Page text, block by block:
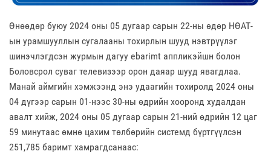
Өнөөдөр буюу 2024 оны 05 дугаар сарын 22-ны өдөр НӨАТ-
ын урамшууллын сугалааны тохирлын шууд нэвтрүүлэг
шинэчлэгдсэн журмын дагуу ebarimt аппликэйшн болон
Боловсрол суваг телевизээр орон даяар шууд явагдлаа.
Манай аймгийн хэмжээнд энэ удаагийн тохиролд 2024 оны
04 дүгээр сарын 01-нээс 30-ны өдрийн хооронд худалдан
авалт хийж, 2024 оны 05 дугаар сарын 21-ний өдрийн 12 цаг
59 минутаас өмнө цахим төлбөрийн системд бүртгүүлсэн
251,785 баримт хамрагдсанаас: